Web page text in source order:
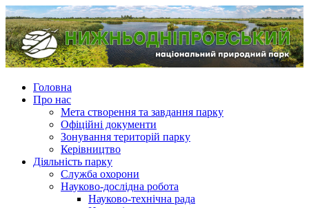
Головна
Про нас
Мета створення та завдання парку
Офіційні документи
Зонування територій парку
Керівництво
Діяльність парку
Служба охорони
Науково-дослідна робота
Науково-технічна рада